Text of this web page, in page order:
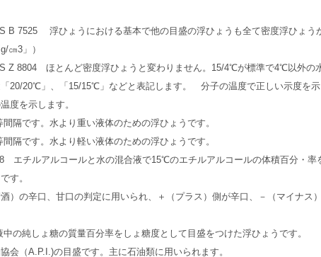
B 7525 浮ひょうにおける基本で他の目盛の浮ひょうも全て密度浮ひょう
㎝3」）
Z 8804 ほとんど密度浮ひょうと変わりません。15/4℃が標準で4℃以外の
「20/20℃」、「15/15℃」などと表記します。 分子の温度で正しい示度を示
度を示します。
間隔です。水より重い液体のための浮ひょうです。
間隔です。水より軽い液体のための浮ひょうです。
チルアルコールと水の混合液で15℃のエチルアルコールの体積百分・率
です。
酒）の辛口、甘口の判定に用いられ、＋（プラス）側が辛口、－（マイナス）
の純しょ糖の質量百分率をしょ糖度として目盛をつけた浮ひょうです。
会（A.P.I.)の目盛です。主に石油類に用いられます。